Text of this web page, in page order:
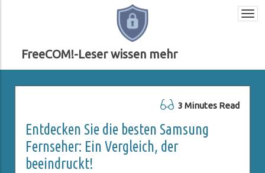
FreeCOM!-Leser wissen mehr
3 Minutes Read
Entdecken Sie die besten Samsung
Fernseher: Ein Vergleich, der
beeindruckt!